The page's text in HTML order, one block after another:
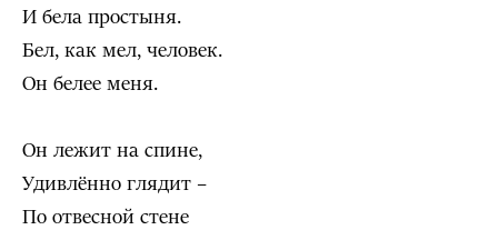
И бела простыня.
Бел, как мел, человек.
Он белее меня.
Он лежит на спине,
Удивлённо глядит –
По отвесной стене